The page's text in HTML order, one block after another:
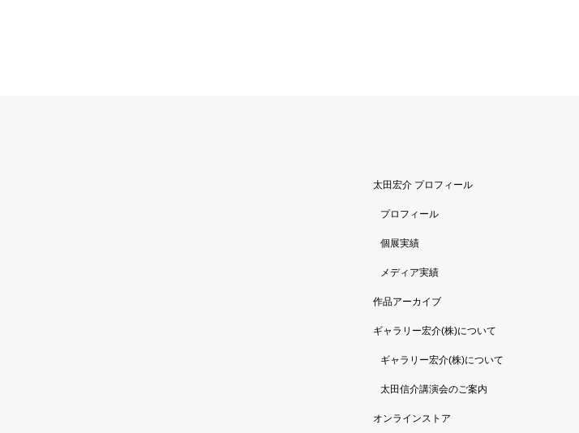
太田宏介 プロフィール
プロフィール
個展実績
メディア実績
作品アーカイブ
ギャラリー宏介(株)について
ギャラリー宏介(株)について
太田信介講演会のご案内
オンラインストア